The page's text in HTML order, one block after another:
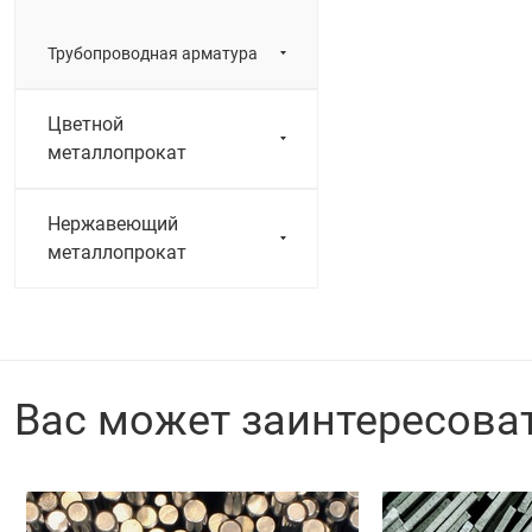
Трубопроводная арматура
Цветной
металлопрокат
Нержавеющий
металлопрокат
Вас может